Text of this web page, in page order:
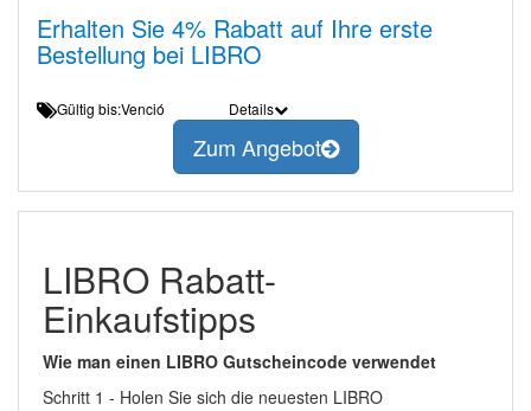
Erhalten Sie 4% Rabatt auf Ihre erste
Bestellung bei LIBRO
Gültig bis:Venció Details
Zum Angebot
LIBRO Rabatt-
Einkaufstipps
Wie man einen LIBRO Gutscheincode verwendet
Schritt 1 - Holen Sie sich die neuesten LIBRO